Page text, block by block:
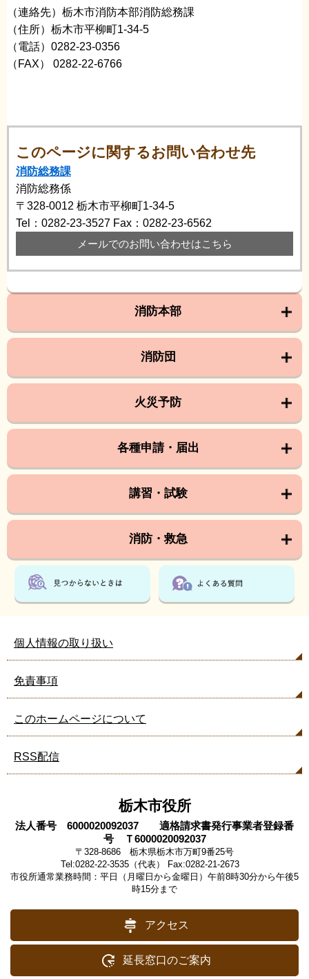
（連絡先）栃木市消防本部消防総務課
（住所）栃木市平柳町1-34-5
（電話）0282-23-0356
（FAX） 0282-22-6766
このページに関するお問い合わせ先
消防総務課
消防総務係
〒328-0012 栃木市平柳町1-34-5
Tel：0282-23-3527 Fax：0282-23-6562
メールでのお問い合わせはこちら
消防本部
消防団
火災予防
各種申請・届出
講習・試験
消防・救急
個人情報の取り扱い
免責事項
このホームページについて
RSS配信
栃木市役所
法人番号 6000020092037 適格請求書発行事業者登録番
号 Ｔ6000020092037
〒328-8686 栃木県栃木市万町9番25号
Tel:0282-22-3535（代表） Fax:0282-21-2673
市役所通常業務時間：平日（月曜日から金曜日）午前8時30分から午後5
時15分まで
アクセス
延長窓口のご案内